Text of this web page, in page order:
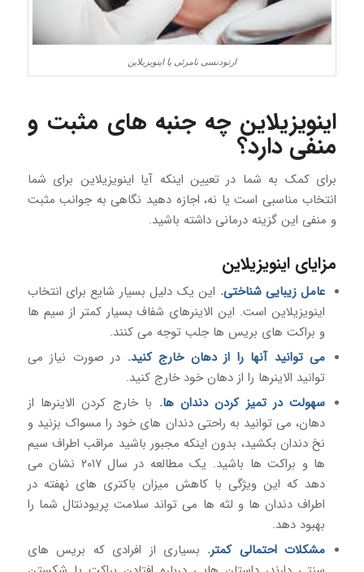
ارتودنسی نامرئی یا اینویزیلاین
اینویزیلاین چه جنبه های مثبت و
منفی دارد؟
برای کمک به شما در تعیین اینکه آیا اینویزیلاین برای شما
انتخاب مناسبی است یا نه، اجازه دهید نگاهی به جوانب مثبت
و منفی این گزینه درمانی داشته باشید.
مزایای اینویزیلاین
عامل زیبایی شناختی. این یک دلیل بسیار شایع برای انتخاب
اینویزیلاین است. این الاینرهای شفاف بسیار کمتر از سیم ها
و براکت های بریس ها جلب توجه می کنند.
می توانید آنها را از دهان خارج کنید. در صورت نیاز می
توانید الاینرها را از دهان خود خارج کنید.
سهولت در تمیز کردن دندان ها. با خارج کردن الاینرها از
دهان، می توانید به راحتی دندان های خود را مسواک بزنید و
نخ دندان بکشید، بدون اینکه مجبور باشید مراقب اطراف سیم
ها و براکت ها باشید. یک مطالعه در سال ۲۰۱۷ نشان می
دهد که این ویژگی با کاهش میزان باکتری های نهفته در
اطراف دندان ها و لثه ها می تواند سلامت پریودنتال شما را
بهبود دهد.
مشکلات احتمالی کمتر. بسیاری از افرادی که بریس های